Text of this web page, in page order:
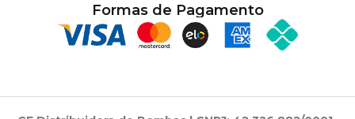
Formas de Pagamento